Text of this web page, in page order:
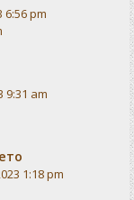
6:56 pm
9:31 am
1:18 pm